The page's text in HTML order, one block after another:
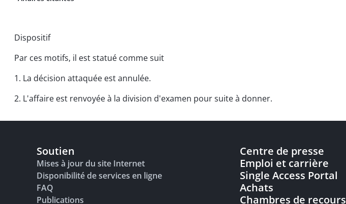
Dispositif
Par ces motifs, il est statué comme suit
1. La décision attaquée est annulée.
2. L'affaire est renvoyée à la division d'examen pour suite à donner.
Soutien
Mises à jour du site Internet
Disponibilité de services en ligne
FAQ
Publications
Centre de presse
Emploi et carrière
Single Access Portal
Achats
Chambres de recours